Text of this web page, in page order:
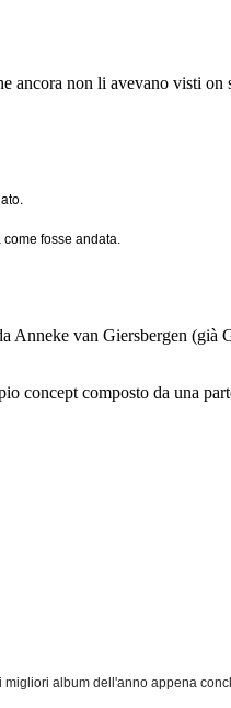
ancora non li avevano visti
fosse andata.
Anneke van Giersbergen (già
concept composto da una
album dell'anno appena